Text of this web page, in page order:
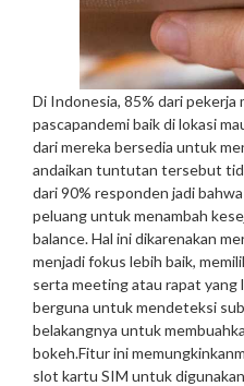
Di Indonesia, 85% dari
pascapandemi baik di lokasi
dari mereka bersedia untuk
andaikan tuntutan tersebut
dari 90% responden jadi
peluang untuk menambah
balance. Hal ini dikarenakan
menjadi fokus lebih baik,
serta meeting atau rapat yang
berguna untuk mendeteksi
belakangnya untuk
bokeh.Fitur ini
slot kartu SIM untuk